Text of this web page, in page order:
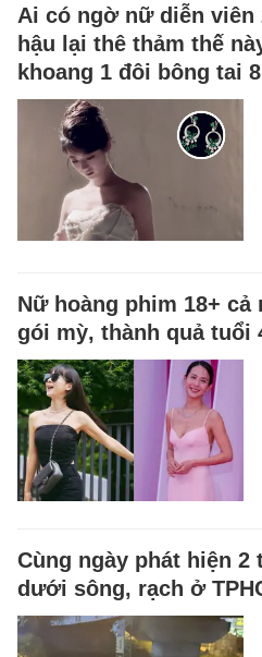
Ai có ngờ nữ diễn viên
hậu lại thê thảm thế
khoang 1 đôi bông tai
Nữ hoàng phim 18+ cả
gói mỳ, thành quả tuổi
Cùng ngày phát hiện
dưới sông, rạch ở